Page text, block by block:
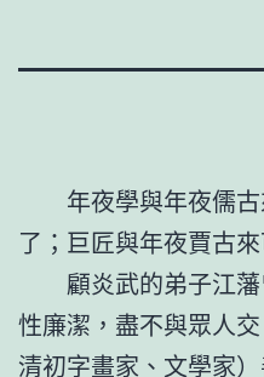
年夜學與年夜儒
了；巨匠與年夜賈古
顧炎武的弟子江
性廉潔，盡不與眾人
清初字畫家、文學家